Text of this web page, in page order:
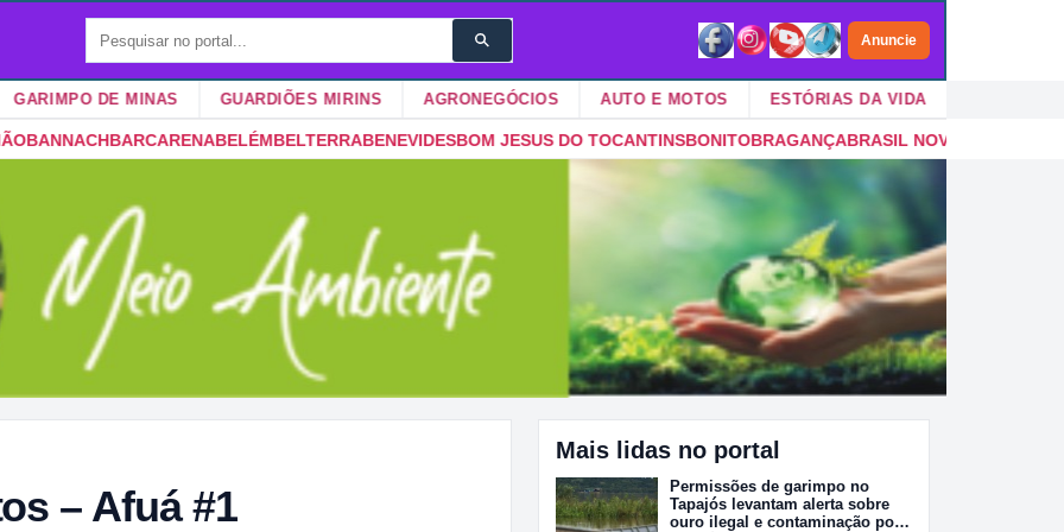
Anuncie
DE MINAS GUARDIÕES MIRINS AGRONEGÓCIOS AUTO E MOTOS ESTÓRIAS DA VIDA VIDA NO CAMPO
BELÉMBELTERRABENEVIDESBOM JESUS DO TOCANTINSBONITOBRAGANÇABRASIL NOVOBREJO GRANDE DO ARAGUAIA
– Afuá #1
Mais lidas no portal
Permissões de garimpo no
Tapajós levantam alerta sobre
ouro ilegal e contaminação por